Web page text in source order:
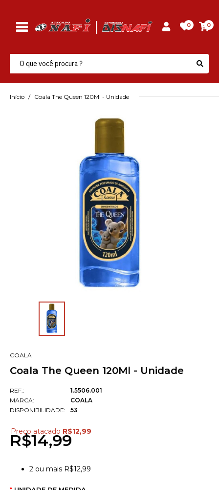
0 0
Início Coala The Queen 120Ml - Unidade
COALA
Coala The Queen 120Ml - Unidade
REF.:
MARCA:
DISPONIBILIDADE:
1.5506.001
COALA
53
Preço atacado R$12,99
R$14,99
2 ou mais R$12,99